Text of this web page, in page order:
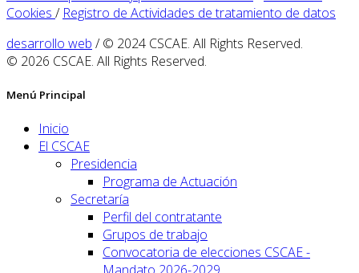
Cookies / Registro de Actividades de tratamiento de datos
desarrollo web / © 2024 CSCAE. All Rights Reserved.
© 2026 CSCAE. All Rights Reserved.
Menú Principal
Inicio
El CSCAE
Presidencia
Programa de Actuación
Secretaría
Perfil del contratante
Grupos de trabajo
Convocatoria de elecciones CSCAE -